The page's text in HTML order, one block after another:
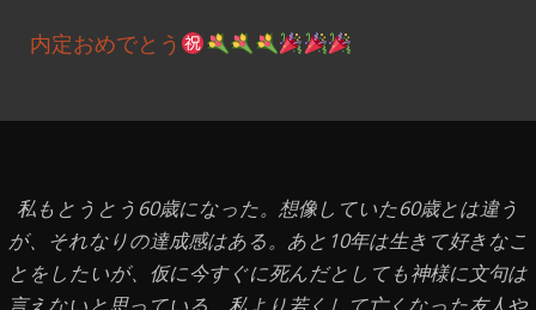
内定おめでとう
私もとうとう60歳になった。想像していた60歳とは違う
が、それなりの達成感はある。あと10年は生きて好きなこ
とをしたいが、仮に今すぐに死んだとしても神様に文句は